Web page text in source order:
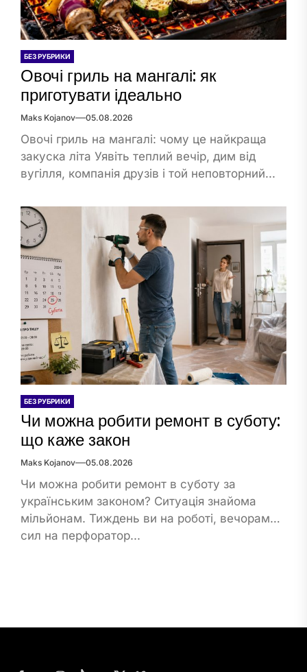
БЕЗ РУБРИКИ
Овочі гриль на мангалі: як
приготувати ідеально
Maks Kojanov 05.08.2026
Овочі гриль на мангалі: чому це найкраща
закуска літа Уявіть теплий вечір, дим від
вугілля, компанія друзів і той неповторний...
БЕЗ РУБРИКИ
Чи можна робити ремонт в суботу:
що каже закон
Maks Kojanov 05.08.2026
Чи можна робити ремонт в суботу за
українським законом? Ситуація знайома
мільйонам. Тиждень ви на роботі, вечорами
сил на перфоратор...